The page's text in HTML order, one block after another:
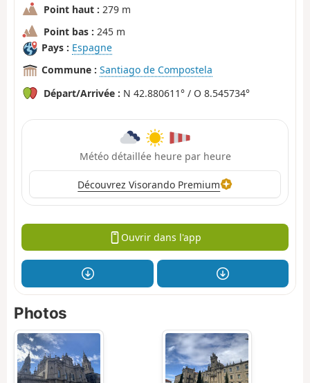
Point haut : 279 m
Point bas : 245 m
Pays : Espagne
Commune : Santiago de Compostela
Départ/Arrivée : N 42.880611° / O 8.545734°
Météo détaillée heure par heure
Découvrez Visorando Premium
Ouvrir dans l'app
Photos